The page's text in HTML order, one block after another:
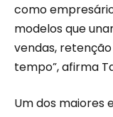
como
modelos que
vendas,
tempo”, afirma
Um dos maiores